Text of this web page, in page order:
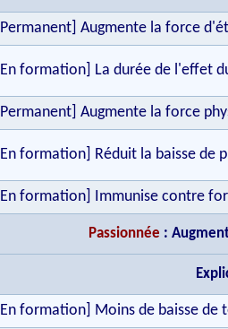
[Permanent] Augmente la force
[En formation] La durée de l'effet
[Permanent] Augmente la force
[En formation] Réduit la baisse de
[En formation] Immunise contre
Passionnée :
[En formation] Moins de baisse de